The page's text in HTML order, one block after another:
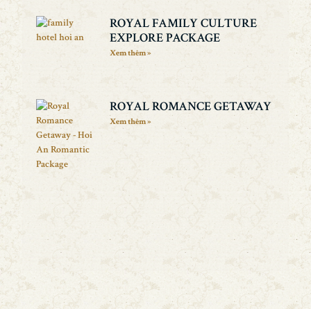
ROYAL FAMILY CULTURE
EXPLORE PACKAGE
Xem thêm »
ROYAL ROMANCE GETAWAY
Xem thêm »